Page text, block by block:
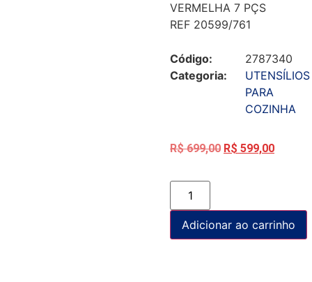
VERMELHA 7 PÇS
REF 20599/761
Código:
2787340
Categoria:
UTENSÍLIOS
PARA
COZINHA
R$699,00 R$ 599,00
Adicionar ao carrinho